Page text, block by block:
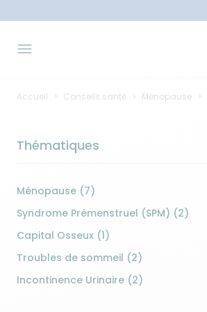
Accueil Conseils santé Ménopause
Thématiques
Ménopause (7)
Syndrome Prémenstruel (SPM) (2)
Capital Osseux (1)
Troubles de sommeil (2)
Incontinence Urinaire (2)